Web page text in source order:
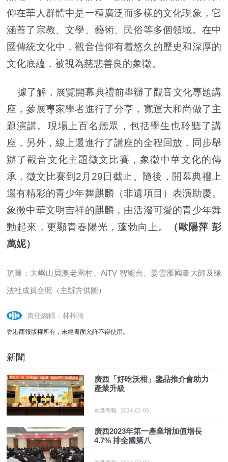
仰在華人群體中是一種廣泛而多樣的文化現象，它
涵蓋了宗教、文學、藝術、民俗等多個領域。在中
國傳統文化中，觀音信仰有着悠久的歷史和深厚的
文化底蘊，被視為慈悲善良的象徵。
據了解，展覽開幕典禮前舉辦了觀音文化專題講
座，參展專家學者進行了分享，寬運大和尚做了主
題演講。現場上百名聽眾，包括學生也聆聽了講
座，另外，線上還進行了講座的全程回放，同步舉
辦了觀音文化主題徵文比賽，象徵中華文化的傳
承，徵文比賽到2月29日截止。隨後，開幕典禮上
還有精彩的青少年舞麒麟（非遺項目）表演助慶。
象徵中華文明吉祥的麒麟，由活潑可愛的青少年舞
動起來，更顯青春陽光，蓬勃向上。
（歐陽萍 彭
萬妮）
頂圖：大嶼山貝澳老圍村、AiTV 智能台、姜雪雁國畫大師及緣
法社成員合照（主辦方供圖）
責任編輯：林梓琦
香港商報版權所有，未經書面允許不得使用。
新聞
廣西「好吃沃柑」鑒品推介會助力
產業升級
香港商報 2024-02-05
廣西2023年第一產業增加值增長
4.7% 排全國第八